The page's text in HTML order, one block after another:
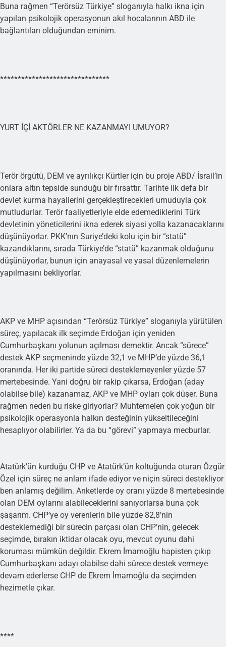
Buna rağmen “Terörsüz Türkiye” sloganıyla halkı ikna için
yapılan psikolojik operasyonun akıl hocalarının ABD ile
bağlantıları olduğundan eminim.
*******************************
YURT İÇİ AKTÖRLER NE KAZANMAYI UMUYOR?
Terör örgütü, DEM ve ayrılıkçı Kürtler için bu proje ABD/ İsrail’in
onlara altın tepside sunduğu bir fırsattır. Tarihte ilk defa bir
devlet kurma hayallerini gerçekleştirecekleri umuduyla çok
mutludurlar. Terör faaliyetleriyle elde edemediklerini Türk
devletinin yöneticilerini ikna ederek siyasi yolla kazanacaklarını
düşünüyorlar. PKK’nın Suriye’deki kolu için bir “statü”
kazandıklarını, sırada Türkiye’de “statü” kazanmak olduğunu
düşünüyorlar, bunun için anayasal ve yasal düzenlemelerin
yapılmasını bekliyorlar.
AKP ve MHP açısından “Terörsüz Türkiye” sloganıyla yürütülen
süreç, yapılacak ilk seçimde Erdoğan için yeniden
Cumhurbaşkanı yolunun açılması demektir. Ancak “sürece”
destek AKP seçmeninde yüzde 32,1 ve MHP’de yüzde 36,1
oranında. Her iki partide süreci desteklemeyenler yüzde 57
mertebesinde. Yani doğru bir rakip çıkarsa, Erdoğan (aday
olabilse bile) kazanamaz, AKP ve MHP oyları çok düşer. Buna
rağmen neden bu riske giriyorlar? Muhtemelen çok yoğun bir
psikolojik operasyonla halkın desteğinin yükseltileceğini
hesaplıyor olabilirler. Ya da bu “görevi” yapmaya mecburlar.
Atatürk’ün kurduğu CHP ve Atatürk’ün koltuğunda oturan Özgür
Özel için süreç ne anlam ifade ediyor ve niçin süreci destekliyor
ben anlamış değilim. Anketlerde oy oranı yüzde 8 mertebesinde
olan DEM oylarını alabileceklerini sanıyorlarsa buna çok
şaşarım. CHP’ye oy verenlerin bile yüzde 82,8’nin
desteklemediği bir sürecin parçası olan CHP’nin, gelecek
seçimde, bırakın iktidar olacak oyu, mevcut oyunu dahi
koruması mümkün değildir. Ekrem İmamoğlu hapisten çıkıp
Cumhurbaşkanı adayı olabilse dahi sürece destek vermeye
devam ederlerse CHP de Ekrem İmamoğlu da seçimden
hezimetle çıkar.
****